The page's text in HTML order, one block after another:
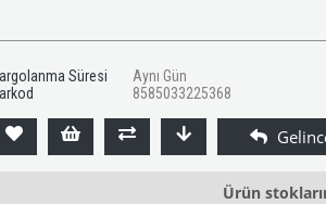
Süresi
Aynı Gün
8585033225368
Ürün